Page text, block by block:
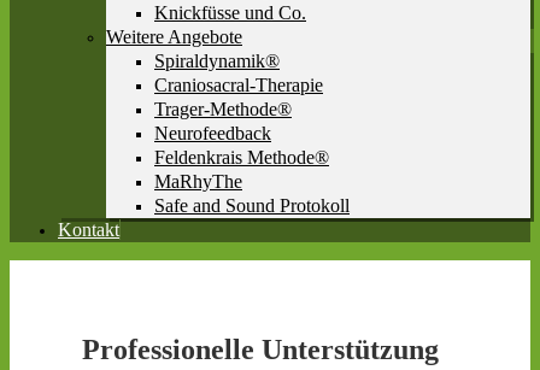
Knickfüsse und Co.
Weitere Angebote
Spiraldynamik®
Craniosacral-Therapie
Trager-Methode®
Neurofeedback
Feldenkrais Methode®
MaRhyThe
Safe and Sound Protokoll
Kontakt
Professionelle Unterstützung